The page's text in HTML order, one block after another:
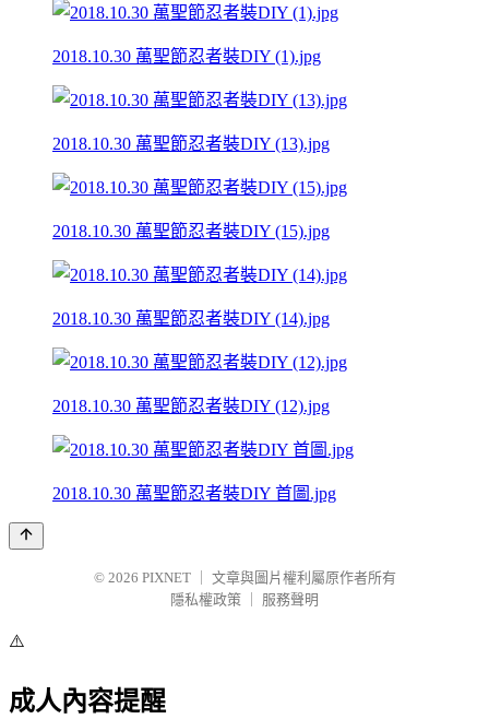
2018.10.30 萬聖節忍者裝DIY (1).jpg
2018.10.30 萬聖節忍者裝DIY (13).jpg
2018.10.30 萬聖節忍者裝DIY (15).jpg
2018.10.30 萬聖節忍者裝DIY (14).jpg
2018.10.30 萬聖節忍者裝DIY (12).jpg
2018.10.30 萬聖節忍者裝DIY 首圖.jpg
© 2026 PIXNET
文章與圖片權利屬原作者所有
隱私權政策
服務聲明
⚠️
成人內容提醒